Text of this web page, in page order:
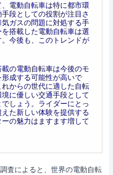
電動自転車は特に都市環
段としての役割が注目さ
ガスの問題に対処する手
搭載した電動自転車は選
今後も、このトレンドが
の電動自転車は今後のモ
成する可能性が高いで
からの世代に適した自転
に優しい交通手段として
しょう。ライダーにとっ
た新しい体験を提供する
の魅力はますます増して
査によると、世界の電動自転